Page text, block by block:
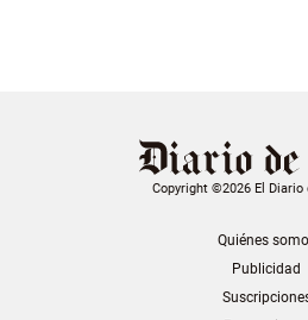
Copyright ©2026 El Diario
Quiénes
Publicidad